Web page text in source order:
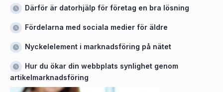
Därför är datorhjälp för företag en bra lösning
Fördelarna med sociala medier för äldre
Nyckelelement i marknadsföring på nätet
Hur du ökar din webbplats synlighet genom
artikelmarknadsföring